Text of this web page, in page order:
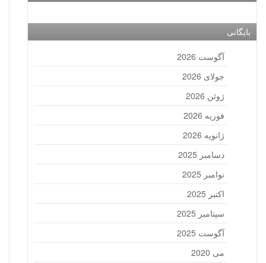
بایگانی
آگوست 2026
جولای 2026
ژوئن 2026
فوریه 2026
ژانویه 2026
دسامبر 2025
نوامبر 2025
اکتبر 2025
سپتامبر 2025
آگوست 2025
می 2020